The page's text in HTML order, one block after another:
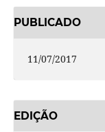
PUBLICADO
11/07/2017
EDIÇÃO